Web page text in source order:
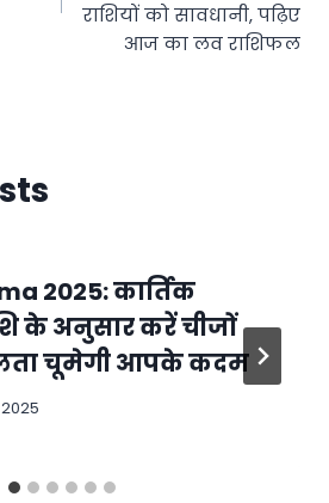
राशियों को सावधानी, पढ़िए
आज का लव राशिफल
2025: कार्तिक
के अनुसार करें चीजों
चूमेगी आपके कदम